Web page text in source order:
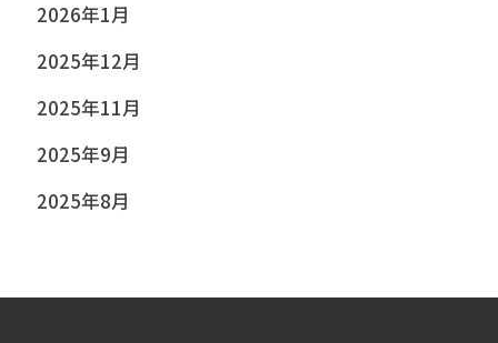
2026年1月
2025年12月
2025年11月
2025年9月
2025年8月